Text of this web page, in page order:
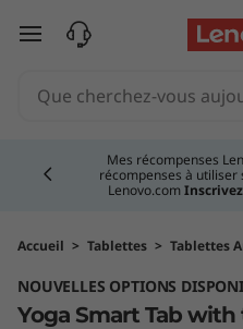
Y
m
a
passer au contenu
Vous magasinez pour une
Lenovo Pro bénéficient d'une
commande de 1 000 $ et
assistance
Currently displaying item
Accueil > Tablettes > Tablettes
NOUVELLES OPTIONS
Yoga Smart Tab